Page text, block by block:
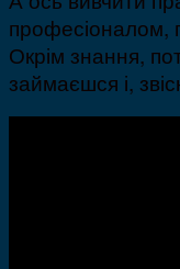
професіоналом,
Окрім знання,
займаєшся і,